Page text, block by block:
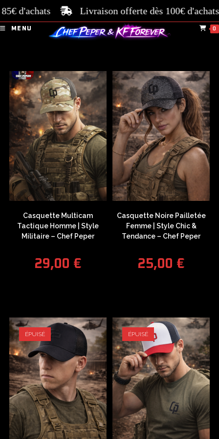
d'achats Livraison offerte dès 100€ d'achats
MENU 0
Casquette Multicam
Tactique Homme | Style
Militaire – Chef Peper
29,00 €
Casquette Noire Pailletée
Femme | Style Chic &
Tendance – Chef Peper
25,00 €
ÉPUISÉ ÉPUISÉ